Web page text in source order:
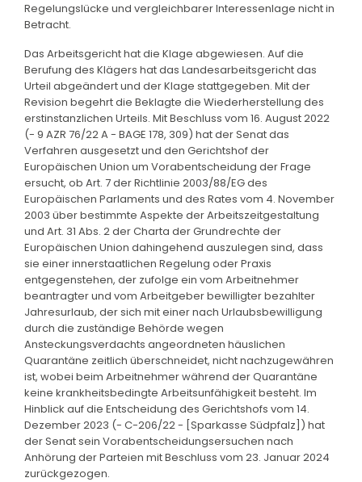
Regelungslücke und vergleichbarer Interessenlage nicht in
Betracht.
Das Arbeitsgericht hat die Klage abgewiesen. Auf die
Berufung des Klägers hat das Landesarbeitsgericht das
Urteil abgeändert und der Klage stattgegeben. Mit der
Revision begehrt die Beklagte die Wiederherstellung des
erstinstanzlichen Urteils. Mit Beschluss vom 16. August 2022
(- 9 AZR 76/22 A - BAGE 178, 309) hat der Senat das
Verfahren ausgesetzt und den Gerichtshof der
Europäischen Union um Vorabentscheidung der Frage
ersucht, ob Art. 7 der Richtlinie 2003/88/EG des
Europäischen Parlaments und des Rates vom 4. November
2003 über bestimmte Aspekte der Arbeitszeitgestaltung
und Art. 31 Abs. 2 der Charta der Grundrechte der
Europäischen Union dahingehend auszulegen sind, dass
sie einer innerstaatlichen Regelung oder Praxis
entgegenstehen, der zufolge ein vom Arbeitnehmer
beantragter und vom Arbeitgeber bewilligter bezahlter
Jahresurlaub, der sich mit einer nach Urlaubsbewilligung
durch die zuständige Behörde wegen
Ansteckungsverdachts angeordneten häuslichen
Quarantäne zeitlich überschneidet, nicht nachzugewähren
ist, wobei beim Arbeitnehmer während der Quarantäne
keine krankheitsbedingte Arbeitsunfähigkeit besteht. Im
Hinblick auf die Entscheidung des Gerichtshofs vom 14.
Dezember 2023 (- C-206/22 - [Sparkasse Südpfalz]) hat
der Senat sein Vorabentscheidungsersuchen nach
Anhörung der Parteien mit Beschluss vom 23. Januar 2024
zurückgezogen.